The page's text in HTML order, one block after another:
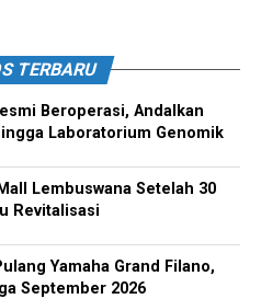
TERBARU
Beroperasi, Andalkan
Laboratorium Genomik
Lembuswana Setelah 30
Revitalisasi
Yamaha Grand Filano,
September 2026